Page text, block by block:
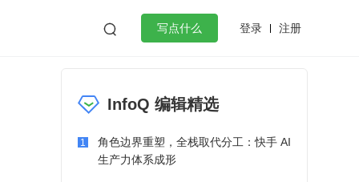
 写点什么 登录 注册
微服务架构 flutter
InfoQ 编辑精选
1
角色边界重塑，全栈取代分工：快手 AI
生产力体系成形